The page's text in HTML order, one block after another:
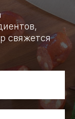
свяжется